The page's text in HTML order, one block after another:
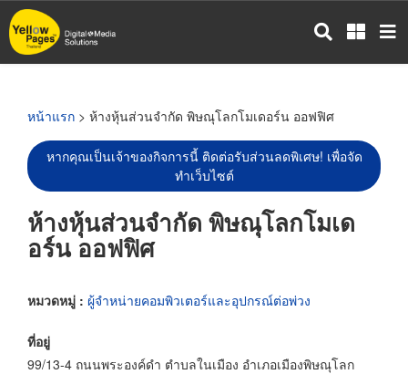
ข้าม
ไป
หน้าแรก > ห้างหุ้นส่วนจำกัด พิษณุโลกโมเดอร์น ออฟฟิศ
หากคุณเป็นเจ้าของกิจการนี้ ติดต่อรับส่วนลดพิเศษ! เพื่อจัด
ทำเว็บไซต์
ห้างหุ้นส่วนจำกัด พิษณุโลกโมเด
อร์น ออฟฟิศ
หมวดหมู่ : ผู้จำหน่ายคอมพิวเตอร์และอุปกรณ์ต่อพ่วง
ที่อยู่
99/13-4 ถนนพระองค์ดำ ตำบลในเมือง อำเภอเมืองพิษณุโลก